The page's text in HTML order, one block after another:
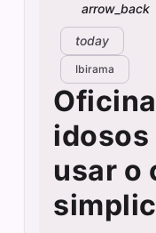
arrow_back
today
Ibirama
idosos
usar o